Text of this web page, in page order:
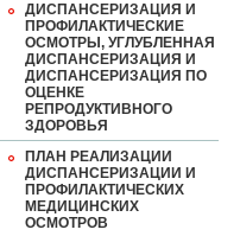
ДИСПАНСЕРИЗАЦИЯ И
ПРОФИЛАКТИЧЕСКИЕ
ОСМОТРЫ, УГЛУБЛЕННАЯ
ДИСПАНСЕРИЗАЦИЯ И
ДИСПАНСЕРИЗАЦИЯ ПО
ОЦЕНКЕ
РЕПРОДУКТИВНОГО
ЗДОРОВЬЯ
ПЛАН РЕАЛИЗАЦИИ
ДИСПАНСЕРИЗАЦИИ И
ПРОФИЛАКТИЧЕСКИХ
МЕДИЦИНСКИХ
ОСМОТРОВ